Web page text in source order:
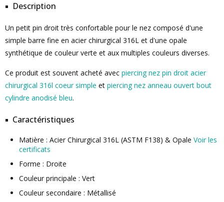
Description
Un petit pin droit très confortable pour le nez composé d'une
simple barre fine en acier chirurgical 316L et d'une opale
synthétique de couleur verte et aux multiples couleurs diverses.
Ce produit est souvent acheté avec piercing nez pin droit acier
chirurgical 316l coeur simple et piercing nez anneau ouvert bout
cylindre anodisé bleu.
Caractéristiques
Matière : Acier Chirurgical 316L (ASTM F138) & Opale Voir les
certificats
Forme : Droite
Couleur principale : Vert
Couleur secondaire : Métallisé